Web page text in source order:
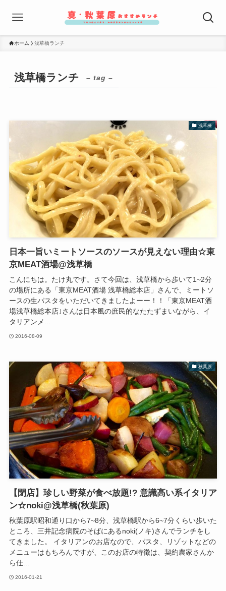
ホーム 浅草橋ランチ
浅草橋ランチ – tag –
浅草橋
日本一旨いミートソースのソースが見えない理由☆東
京MEAT酒場@浅草橋
こんにちは。たけ丸です。さて今回は、浅草橋から歩いて1~2分
の場所にある「東京MEAT酒場 浅草橋総本店」さんで、ミートソ
ースの生パスタをいただいてきましたよーー！！「東京MEAT酒
場浅草橋総本店｣さんは日本風の庶民的なたたずまいながら、イ
タリアンメ...
2016-08-09
秋葉原
【閉店】珍しい野菜が食べ放題!? 意識高い系イタリア
ン☆noki@浅草橋(秋葉原)
秋葉原駅昭和通り口から7~8分、浅草橋駅から6~7分くらい歩いた
ところ、三井記念病院のそばにあるnoki(ノキ)さんでランチをし
てきました。 イタリアンのお店なので、パスタ、リゾットなどの
メニューはもちろんですが、このお店の特徴は、契約農家さんか
ら仕...
2016-01-21